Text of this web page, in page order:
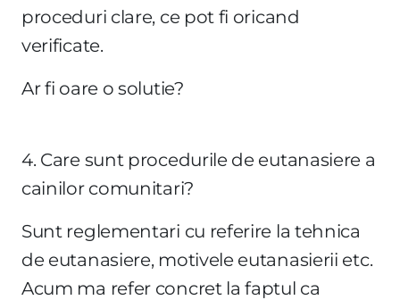
proceduri clare, ce pot fi oricand
verificate.
Ar fi oare o solutie?
4. Care sunt procedurile de eutanasiere a
cainilor comunitari?
Sunt reglementari cu referire la tehnica
de eutanasiere, motivele eutanasierii etc.
Acum ma refer concret la faptul ca